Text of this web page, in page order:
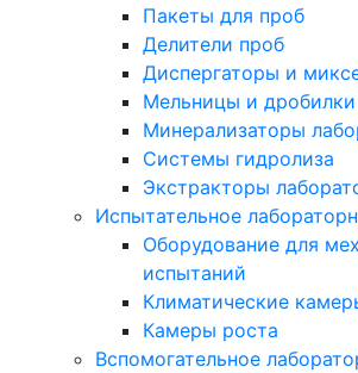
Пакеты для проб
Делители проб
Диспергаторы и
Мельницы и дробилки
Минерализаторы
Системы гидролиза
Экстракторы
Испытательное
Оборудование для
испытаний
Климатические
Камеры роста
Вспомогательное